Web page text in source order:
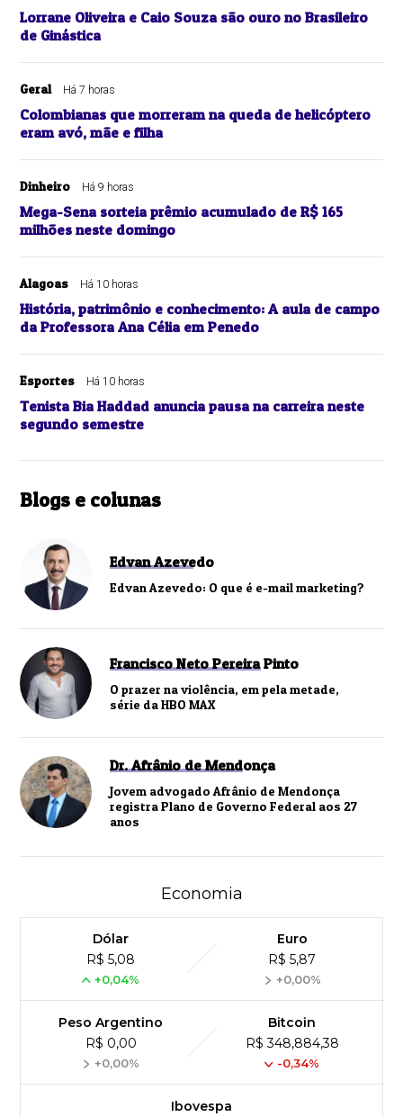
Lorrane Oliveira e Caio Souza são ouro no Brasileiro
de Ginástica
Geral Há 7 horas
Colombianas que morreram na queda de helicóptero
eram avó, mãe e filha
Dinheiro Há 9 horas
Mega-Sena sorteia prêmio acumulado de R$ 165
milhões neste domingo
Alagoas Há 10 horas
História, patrimônio e conhecimento: A aula de campo
da Professora Ana Célia em Penedo
Esportes Há 10 horas
Tenista Bia Haddad anuncia pausa na carreira neste
segundo semestre
Blogs e colunas
Edvan Azevedo
Edvan Azevedo: O que é e-mail marketing?
Francisco Neto Pereira Pinto
O prazer na violência, em pela metade,
série da HBO MAX
Dr. Afrânio de Mendonça
Jovem advogado Afrânio de Mendonça
registra Plano de Governo Federal aos 27
anos
Economia
Dólar
R$ 5,08
+0,04%
Euro
R$ 5,87
+0,00%
Peso Argentino
R$ 0,00
+0,00%
Bitcoin
R$ 348,884,38
-0,34%
Ibovespa